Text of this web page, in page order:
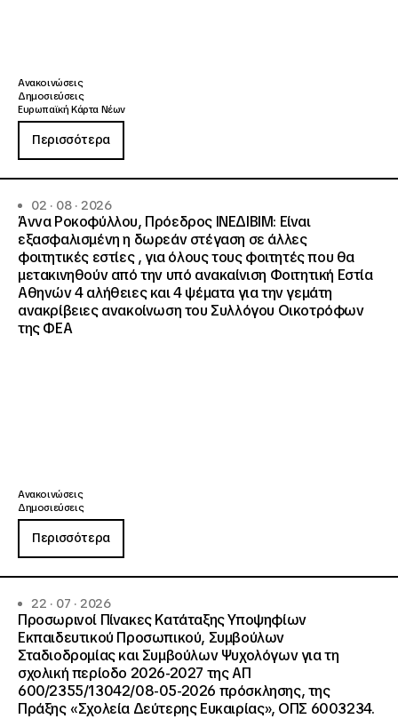
Ανακοινώσεις
Δημοσιεύσεις
Ευρωπαϊκή Κάρτα Νέων
Περισσότερα
02 · 08 · 2026
Άννα Ροκοφύλλου, Πρόεδρος ΙΝΕΔΙΒΙΜ: Είναι
εξασφαλισμένη η δωρεάν στέγαση σε άλλες
φοιτητικές εστίες , για όλους τους φοιτητές που θα
μετακινηθούν από την υπό ανακαίνιση Φοιτητική Εστία
Αθηνών 4 αλήθειες και 4 ψέματα για την γεμάτη
ανακρίβειες ανακοίνωση του Συλλόγου Οικοτρόφων
της ΦΕΑ
Ανακοινώσεις
Δημοσιεύσεις
Περισσότερα
22 · 07 · 2026
Προσωρινοί Πίνακες Κατάταξης Υποψηφίων
Εκπαιδευτικού Προσωπικού, Συμβούλων
Σταδιοδρομίας και Συμβούλων Ψυχολόγων για τη
σχολική περίοδο 2026-2027 της ΑΠ
600/2355/13042/08-05-2026 πρόσκλησης, της
Πράξης «Σχολεία Δεύτερης Ευκαιρίας», ΟΠΣ 6003234.